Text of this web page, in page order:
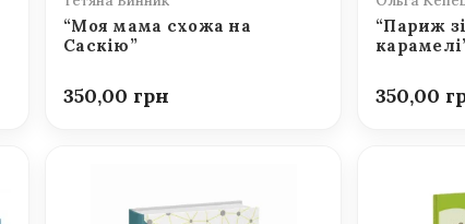
“Моя мама схожа на
Саскію”
350,00
“Париж
350,00